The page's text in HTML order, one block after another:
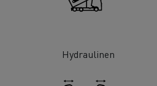
Hydraulinen